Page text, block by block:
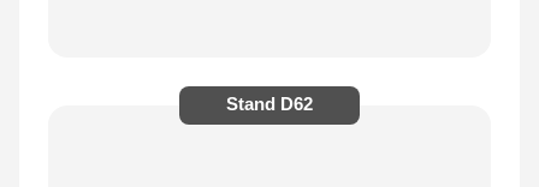
Stand D62